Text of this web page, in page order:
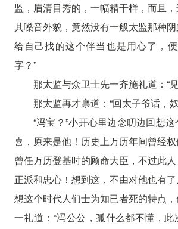
监，眉清目秀的，一幅精干样，而且
其嗓音外貌，竟然没有一般太监那种
给自己找的这个伴当也是用心了，
字？”
那太监与众卫士先一齐施礼道：“
那太监再才禀道：“回太子爷话，
“冯宝？”小开心里边念叨边回想
喜，原来是他！历史上万历年间曾经权
曾任万历登基时的顾命大臣，不过此
正派和忠心！想到这，不由对他也有
想这个时代人们士为知已者死的特点
一礼道：“冯公公，孤什么都不懂，